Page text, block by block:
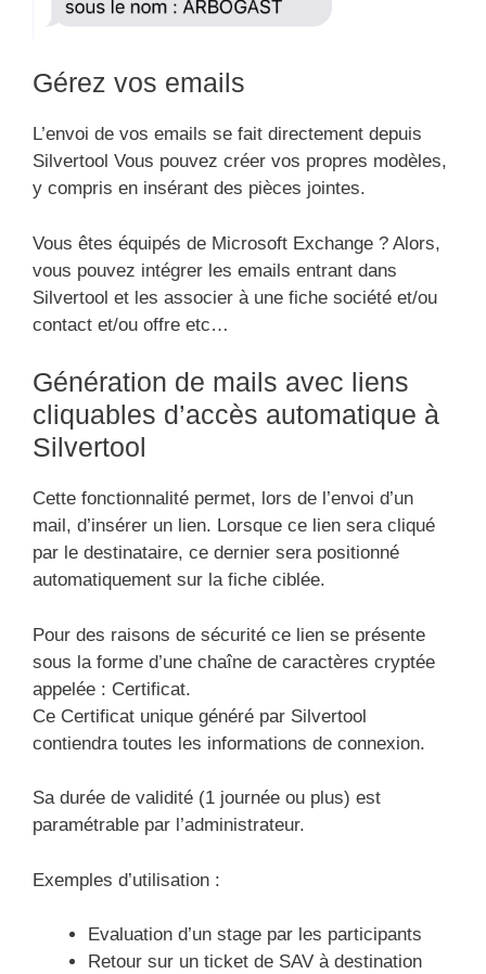
Gérez vos emails
L’envoi de vos emails se fait directement depuis
Silvertool Vous pouvez créer vos propres modèles,
y compris en insérant des pièces jointes.
Vous êtes équipés de Microsoft Exchange ? Alors,
vous pouvez intégrer les emails entrant dans
Silvertool et les associer à une fiche société et/ou
contact et/ou offre etc…
Génération de mails avec liens
cliquables d’accès automatique à
Silvertool
Cette fonctionnalité permet, lors de l’envoi d’un
mail, d’insérer un lien. Lorsque ce lien sera cliqué
par le destinataire, ce dernier sera positionné
automatiquement sur la fiche ciblée.
Pour des raisons de sécurité ce lien se présente
sous la forme d’une chaîne de caractères cryptée
appelée : Certificat.
Ce Certificat unique généré par Silvertool
contiendra toutes les informations de connexion.
Sa durée de validité (1 journée ou plus) est
paramétrable par l’administrateur.
Exemples d’utilisation :
Evaluation d’un stage par les participants
Retour sur un ticket de SAV à destination